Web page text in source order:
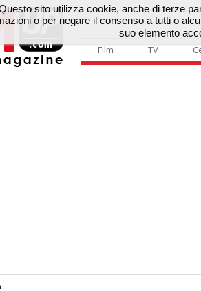
Film TV
sito utilizza cookie, anche di terze
o per negare il consenso a tutti o
suo elemento